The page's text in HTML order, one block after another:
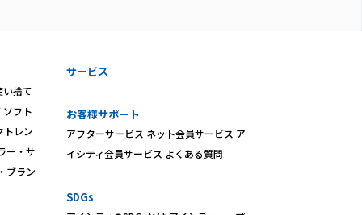
い捨て
ソフト
トレン
ー・サ
ブラン
サービス
お客様サポート
アフターサービス ネット会員サービス ア
イシティ会員サービス よくある質問
SDGs